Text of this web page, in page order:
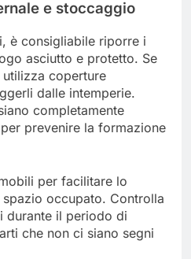
e stoccaggio
è consigliabile riporre i
asciutto e protetto. Se
coperture
dalle intemperie.
completamente
prevenire la formazione
per facilitare lo
occupato. Controlla
durante il periodo di
che non ci siano segni